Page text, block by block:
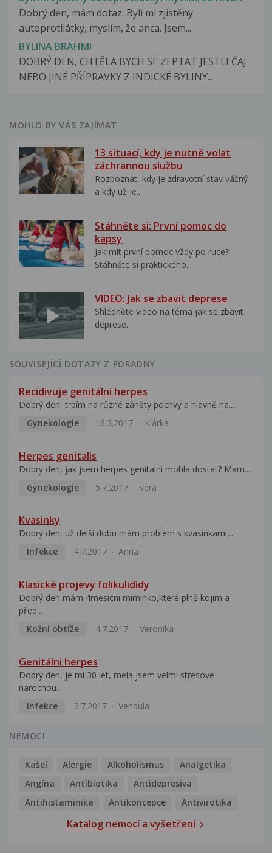
Dobrý den, mám dotaz. Byli mi zjistěny
autoprotilátky, myslím, že anca. Jsem...
BYLINA BRAHMI
DOBRÝ DEN, CHTĚLA BYCH SE ZEPTAT JESTLI ČAJ
NEBO JINÉ PŘÍPRAVKY Z INDICKÉ BYLINY...
MOHLO BY VÁS ZAJÍMAT
13 situací, kdy je nutné volat
záchrannou službu
Rozpoznat, kdy je zdravotní stav vážný
a kdy už je...
Stáhněte si: První pomoc do
kapsy
Jak mít první pomoc vždy po ruce?
Stáhněte si praktického...
VIDEO: Jak se zbavit deprese
Shlédněte video na téma jak se zbavit
deprese..
SOUVISEJÍCÍ DOTAZY Z PORADNY
Recidivuje genitální herpes
Dobrý den, trpím na různé záněty pochvy a hlavně na...
Gynekologie
16.3.2017 Klárka
Herpes genitalis
Dobry den, jak jsem herpes genitalni mohla dostat? Mam...
Gynekologie
5.7.2017 vera
Kvasinky
Dobrý den, už delší dobu mám problém s kvasinkami,...
Infekce
4.7.2017 Anna
Klasické projevy folikulidídy
Dobrý den,mám 4mesicni miminko,které plně kojim a
před...
Kožní obtíže
4.7.2017 Veronika
Genitálni herpes
Dobrý den, je mi 30 let, mela jsem velmi stresove
narocnou...
Infekce
3.7.2017 Vendula
NEMOCI
Kašel Alergie Alkoholismus
Analgetika
Angína
Antibiotika
Antidepresiva
Antihistaminika
Antikoncepce Antivirotika
Katalog nemocí a vyšetření